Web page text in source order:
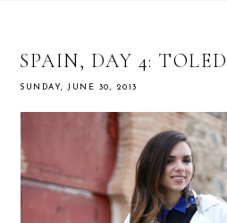
SPAIN, DAY 4:
SUNDAY, JUNE 30, 2013